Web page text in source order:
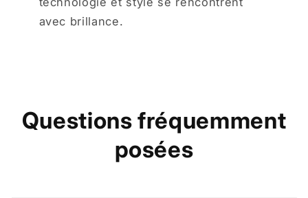
avec brillance.
Questions fréquemment
posées